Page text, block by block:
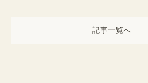
記事一覧へ